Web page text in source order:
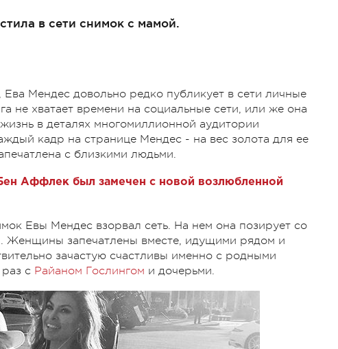
в сети снимок с мамой.
Ева Мендес довольно редко публикует в сети личные
не хватает времени на социальные сети, или же она
в деталях многомиллионной аудитории
кадр на странице Мендес - на вес золота для ее
с близкими людьми.
Аффлек был замечен с новой возлюбленной
Евы Мендес взорвал сеть. На нем она позирует со
Женщины запечатлены вместе, идущими рядом и
зачастую счастливы именно с родными
с Райаном Гослингом и дочерьми.